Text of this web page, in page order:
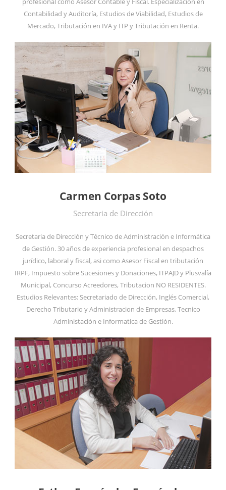
Contabilidad y Auditoría, Estudios de Viabilidad, Estudios de
Mercado, Tributación en IVA y ITP y Tributación en Renta.
Carmen Corpas Soto
Secretaria de Dirección
Secretaria de Dirección y Técnico de Administración e Informática
de Gestión. 30 años de experiencia profesional en despachos
jurídico, laboral y fiscal, asi como Asesor Fiscal en tributación
IRPF, Impuesto sobre Sucesiones y Donaciones, ITPAJD y Plusvalía
Municipal, Concurso Acreedores, Tributacion NO RESIDENTES.
Estudios Relevantes: Secretariado de Dirección, Inglés Comercial,
Derecho Tributario y Administracion de Empresas, Tecnico
Administación e Informatica de Gestión.